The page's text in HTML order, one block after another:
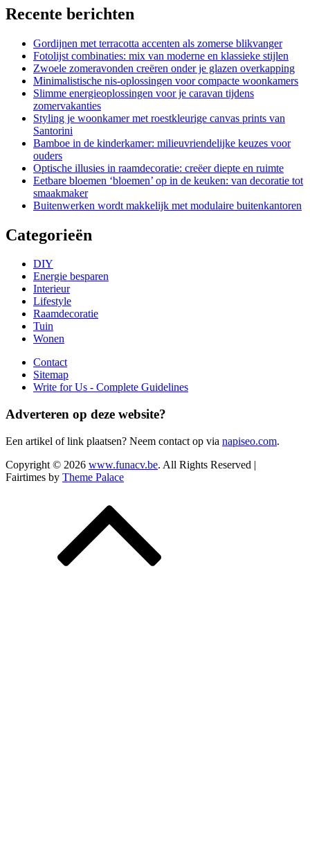
Recente berichten
Gordijnen met terracotta accenten als zomerse blikvanger
Fotolijst combinaties: mix van moderne en klassieke stijlen
Zwoele zomeravonden creëren onder je glazen overkapping
Minimalistische nis-oplossingen voor compacte woonkamers
Slimme energieoplossingen voor je caravan tijdens
zomervakanties
Styling je woonkamer met roestkleurige canvas prints van
Santorini
Bamboe in de kinderkamer: milieuvriendelijke keuzes voor
ouders
Optische illusies in raamdecoratie: creëer diepte en ruimte
Eetbare bloemen ‘bloemen’ op in de keuken: van decoratie tot
smaakmaker
Buitenwerken wordt makkelijk met modulaire buitenkantoren
Categorieën
DIY
Energie besparen
Interieur
Lifestyle
Raamdecoratie
Tuin
Wonen
Contact
Sitemap
Write for Us - Complete Guidelines
Adverteren op deze website?
Een artikel of link plaatsen? Neem contact op via napiseo.com.
Copyright © 2026 www.funacv.be. All Rights Reserved |
Fairtimes by Theme Palace